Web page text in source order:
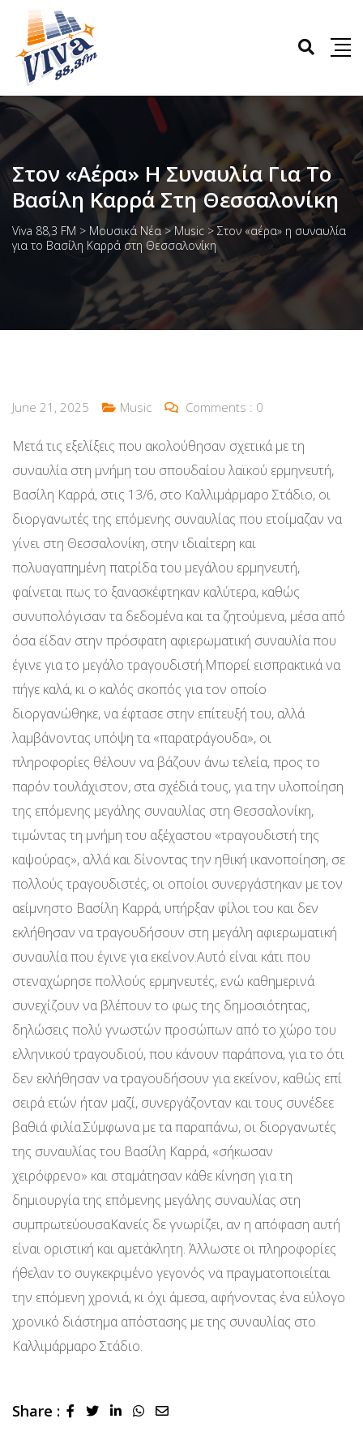
Στον «αέρα» Η Συναυλία Για Το
Βασίλη Καρρά Στη Θεσσαλονίκη
Viva 88,3 FM > Μουσικά Νέα>Music >Στον «αέρα» η συναυλία
για το Βασίλη Καρρά στη Θεσσαλονίκη
June 21, 2025 Music Comments : 0
Μετά τις εξελίξεις που ακολούθησαν σχετικά με τη
συναυλία στη μνήμη του σπουδαίου λαϊκού ερμηνευτή,
Βασίλη Καρρά, στις 13/6, στο Καλλιμάρμαρο Στάδιο, οι
διοργανωτές της επόμενης συναυλίας που ετοίμαζαν να
γίνει στη Θεσσαλονίκη, στην ιδιαίτερη και
πολυαγαπημένη πατρίδα του μεγάλου ερμηνευτή,
φαίνεται πως το ξανασκέφτηκαν καλύτερα, καθώς
συνυπολόγισαν τα δεδομένα και τα ζητούμενα, μέσα από
όσα είδαν στην πρόσφατη αφιερωματική συναυλία που
έγινε για το μεγάλο τραγουδιστή.Μπορεί εισπρακτικά να
πήγε καλά, κι ο καλός σκοπός για τον οποίο
διοργανώθηκε, να έφτασε στην επίτευξή του, αλλά
λαμβάνοντας υπόψη τα «παρατράγουδα», οι
πληροφορίες θέλουν να βάζουν άνω τελεία, προς το
παρόν τουλάχιστον, στα σχέδιά τους, για την υλοποίηση
της επόμενης μεγάλης συναυλίας στη Θεσσαλονίκη,
τιμώντας τη μνήμη του αξέχαστου «τραγουδιστή της
καψούρας», αλλά και δίνοντας την ηθική ικανοποίηση, σε
πολλούς τραγουδιστές, οι οποίοι συνεργάστηκαν με τον
αείμνηστο Βασίλη Καρρά, υπήρξαν φίλοι του και δεν
εκλήθησαν να τραγουδήσουν στη μεγάλη αφιερωματική
συναυλία που έγινε για εκείνον.Αυτό είναι κάτι που
στεναχώρησε πολλούς ερμηνευτές, ενώ καθημερινά
συνεχίζουν να βλέπουν το φως της δημοσιότητας,
δηλώσεις πολύ γνωστών προσώπων από το χώρο του
ελληνικού τραγουδιού, που κάνουν παράπονα, για το ότι
δεν εκλήθησαν να τραγουδήσουν για εκείνον, καθώς επί
σειρά ετών ήταν μαζί, συνεργάζονταν και τους συνέδεε
βαθιά φιλία.Σύμφωνα με τα παραπάνω, οι διοργανωτές
της συναυλίας του Βασίλη Καρρά, «σήκωσαν
χειρόφρενο» και σταμάτησαν κάθε κίνηση για τη
δημιουργία της επόμενης μεγάλης συναυλίας στη
συμπρωτεύουσαΚανείς δε γνωρίζει, αν η απόφαση αυτή
είναι οριστική και αμετάκλητη. Άλλωστε οι πληροφορίες
ήθελαν το συγκεκριμένο γεγονός να πραγματοποιείται
την επόμενη χρονιά, κι όχι άμεσα, αφήνοντας ένα εύλογο
χρονικό διάστημα απόστασης με της συναυλίας στο
Καλλιμάρμαρο Στάδιο.
Share : LinkedInWhatsapp
Share